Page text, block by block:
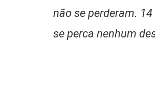
não se perderam.
se perca nenhum